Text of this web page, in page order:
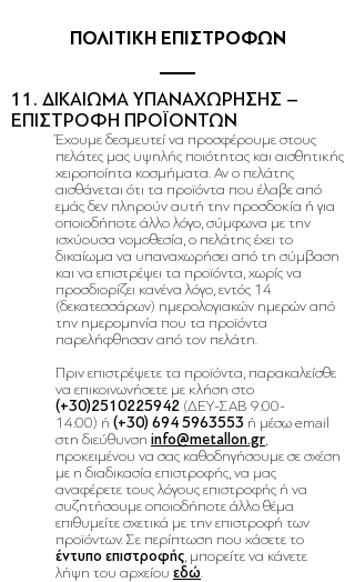
ΠΟΛΙΤΙΚΗ ΕΠΙΣΤΡΟΦΩΝ
11. ΔΙΚΑΙΩΜΑ ΥΠΑΝΑΧΩΡΗΣΗΣ –
ΕΠΙΣΤΡΟΦΗ ΠΡΟΪΟΝΤΩΝ
Έχουμε δεσμευτεί να προσφέρουμε στους
πελάτες μας υψηλής ποιότητας και αισθητικής
χειροποίητα κοσμήματα. Αν ο πελάτης
αισθάνεται ότι τα προϊόντα που έλαβε από
εμάς δεν πληρούν αυτή την προσδοκία ή για
οποιοδήποτε άλλο λόγο, σύμφωνα με την
ισχύουσα νομοθεσία, ο πελάτης έχει το
δικαίωμα να υπαναχωρήσει από τη σύμβαση
και να επιστρέψει τα προϊόντα, χωρίς να
προσδιορίζει κανένα λόγο, εντός 14
(δεκατεσσάρων) ημερολογιακών ημερών από
την ημερομηνία που τα προϊόντα
παρελήφθησαν από τον πελάτη.
Πριν επιστρέψετε τα προϊόντα, παρακαλείσθε
να επικοινωνήσετε με κλήση στο
(+30)2510225942 (ΔΕΥ-ΣΑΒ 9:00-
14:00) ή (+30) 694 5963553 ή μέσω email
στη διεύθυνση info@metallon.gr,
προκειμένου να σας καθοδηγήσουμε σε σχέση
με η διαδικασία επιστροφής, να μας
αναφέρετε τους λόγους επιστροφής ή να
συζητήσουμε οποιοδήποτε άλλο θέμα
επιθυμείτε σχετικά με την επιστροφή των
προϊόντων. Σε περίπτωση που χάσετε το
έντυπο επιστροφής, μπορείτε να κάνετε
λήψη του αρχείου εδώ.